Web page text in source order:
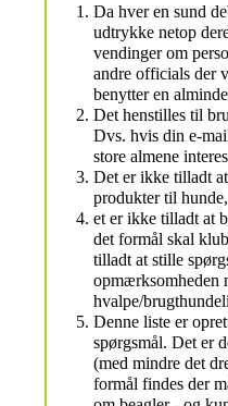
Da hver en sund
udtrykke netop
vendinger om
andre officials der
benytter en
Det henstilles til
Dvs. hvis din e-
store almene
Det er ikke tilladt
produkter til
et er ikke tilladt at
det formål skal
tilladt at stille
opmærksomheden
hvalpe/
Denne liste er
spørgsmål. Det er
(med mindre det
formål findes der